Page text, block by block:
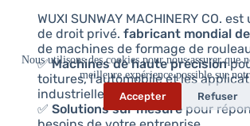
Nous utilisons des cookies pour nous assurer que
meilleure expérience possible sur
Accepter
Refuser
WUXI SUNWAY MACHINERY CO.
de droit privé. fabricant mondial
de machines de formage de
✅Machines de haute précision
toitures, l'automobile et les
industrielles
✅ Solutions sur mesurepour